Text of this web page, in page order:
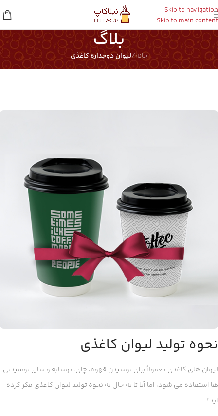
Skip to navigation
Skip to main content
بلاگ
خانه/لیوان دوجداره کاغذی
نحوه تولید لیوان کاغذی
لیوان های کاغذی معمولاً برای نوشیدن قهوه، چای، نوشابه و سایر نوشیدنی
ها استفاده می شود، اما آیا تا به حال به نحوه تولید لیوان کاغذی فکر کرده
اید؟